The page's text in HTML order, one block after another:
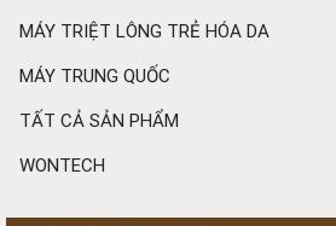
MÁY TRIỆT LÔNG TRẺ HÓA DA
MÁY TRUNG QUỐC
TẤT CẢ SẢN PHẨM
WONTECH